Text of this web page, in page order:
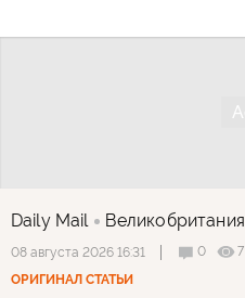
Daily Mail Великобритания
08 августа 2026 16:31 0
7
ОРИГИНАЛ СТАТЬИ